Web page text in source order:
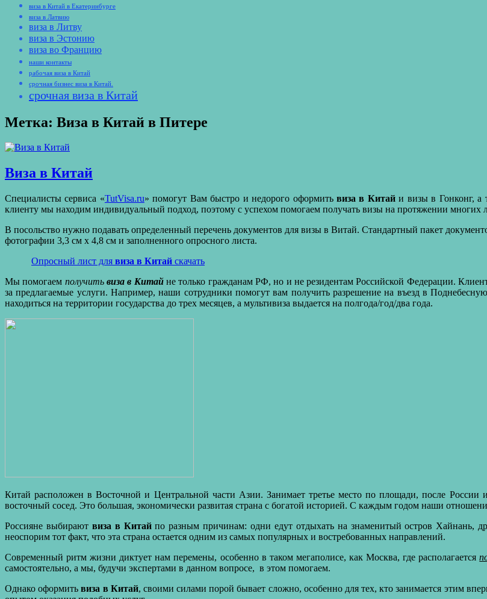
виза в Китай в Екатеринбурге
виза в Латвию
виза в Литву
виза в Эстонию
виза во Францию
наши контакты
рабочая виза в Китай
срочная бизнес виза в Китай.
срочная виза в Китай
Метка: Виза в Китай в Питере
Виза в Китай
Специалисты сервиса «TutVisa.ru» помогут Вам быстро и недорого оформить виза в Китайи визы в Гонконг, а
клиенту мы находим индивидуальный подход, поэтому с успехом помогаем получать визы на протяжении многих
В посольство нужно подавать определенный перечень документов для визы в Витай. Стандартный пакет
фотографии 3,3 см х 4,8 см и заполненного опросного листа.
Опросный лист для виза в Китай скачать
Мы помогаем получить виза в Китайне только гражданам РФ, но и не резидентам Российской Федерации.
за предлагаемые услуги. Например, наши сотрудники помогут вам получить разрешение на въезд в
находиться на территории государства до трех месяцев, а мультивиза выдается на полгода/год/два года.
Китай расположен в Восточной и Центральной части Азии. Занимает третье место по площади, после
восточный сосед. Это большая, экономически развитая страна с богатой историей. С каждым годом наши
Россияне выбирают виза в Китайпо разным причинам: одни едут отдыхать на знаменитый остров Хайнань,
неоспорим тот факт, что эта страна остается одним из самых популярных и востребованных направлений.
Современный ритм жизни диктует нам перемены, особенно в таком мегаполисе, как Москва, где располагается
самостоятельно, а мы, будучи экспертами в данном вопросе, в этом помогаем.
Однако оформитьвиза в Китай, своими силами порой бывает сложно, особенно для тех, кто занимается этим